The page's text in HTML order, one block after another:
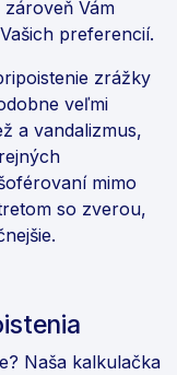
Vám
preferencií.
zrážky
veľmi
a vandalizmus,
mimo
so zverou,
Naša kalkulačka